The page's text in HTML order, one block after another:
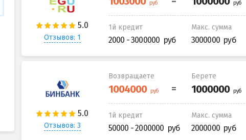
Отзывов: 1
1й кредит
2000 - 3000000
Макс. сумма
3000000
Отзывов: 3
Возвращаете Берете
1й кредит
50000 - 2000000
Макс. сумма
2000000